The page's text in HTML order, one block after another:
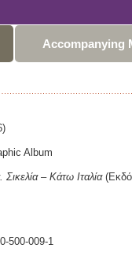
Accompanying
Album
Σικελία – Κάτω Ιταλία
500-009-1